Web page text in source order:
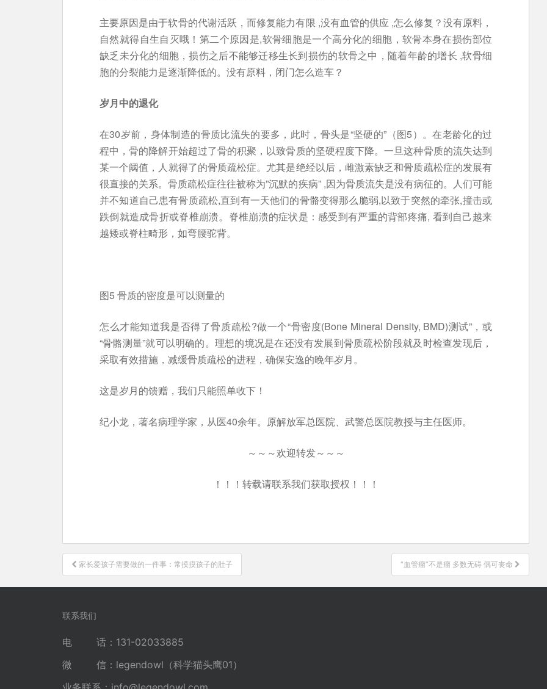
主要原因是由于软骨的代谢活跃，而修复能力有限 ,没有血管的供应 ,怎么修复？没有原料，
自然就得自生自灭哦！第二个原因是,软骨细胞是一个高分化的细胞，软骨本身在损伤部位
缺乏未分化的细胞，损伤之后不能够迁移生长到损伤的软骨之中，随着年龄的增长 ,软骨细
胞的分裂能力是逐渐降低的。没有原料，闭门怎么造车？
岁月中的退化
在30岁前，身体制造的骨质比流失的要多，此时，骨头是“坚硬的”（图5）。在老龄化的过
程中，骨的降解开始超过了骨的积聚，以致骨质的坚硬程度下降。一旦这种骨质的流失达到
某一个阈值，人就得了的骨质疏松症。尤其是绝经以后，雌激素缺乏和骨质疏松症的发展有
很直接的关系。骨质疏松症往往被称为”沉默的疾病” ,因为骨质流失是没有病征的。人们可能
并不知道自己患有骨质疏松,直到有一天他们的骨骼变得那么脆弱,以致于突然的牵张,撞击或
跌倒就造成骨折或脊椎崩溃。脊椎崩溃的症状是：感受到有严重的背部疼痛, 看到自己越来
越矮或脊柱畸形，如弯腰驼背。
图5 骨质的密度是可以测量的
怎么才能知道我是否得了骨质疏松?做一个“骨密度(Bone Mineral Density, BMD)测试”，或
“骨骼测量”就可以明确的。理想的境况是在还没有发展到骨质疏松阶段就及时检查发现后，
采取有效措施，减缓骨质疏松的进程，确保安逸的晚年岁月。
这是岁月的馈赠，我们只能照单收下！
纪小龙，著名病理学家，从医40余年。原解放军总医院、武警总医院教授与主任医师。
～～～欢迎转发～～～
！！！转载请联系我们获取授权！！！
文
章
导
家长爱孩子需要做的一件事：常摸摸孩子的肚子 “血管瘤”不是瘤 多数无碍 偶可丧命
联系我们
电 话：131-02033885
微 信：legendowl（科学猫头鹰01）